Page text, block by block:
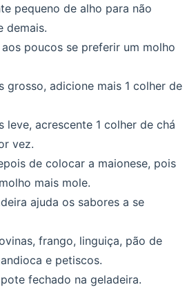
pequeno de alho para não
demais.
poucos se preferir um molho
grosso, adicione mais 1 colher de
leve, acrescente 1 colher de chá
vez.
de colocar a maionese, pois
mais mole.
ajuda os sabores a se
frango, linguiça, pão de
e petiscos.
fechado na geladeira.